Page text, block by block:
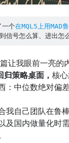
一个在MQL5上用MAD
信号怎么算、进出怎
让我眼前一亮的
归策略桌面，核
：中位数绝对偏
我自己团队在鲁
及国内做量化时